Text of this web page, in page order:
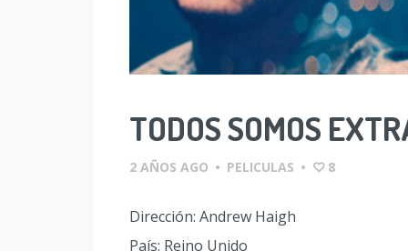
TODOS SOMOS
2 AÑOS AGO • PELICULAS • 8
Dirección: Andrew Haigh
País: Reino Unido